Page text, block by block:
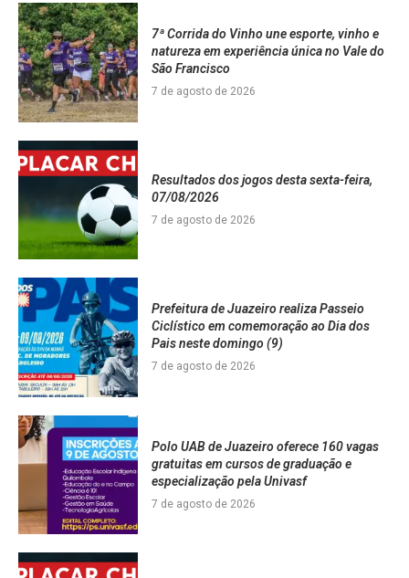
7ª Corrida do Vinho une esporte, vinho e
natureza em experiência única no Vale do
São Francisco
7 de agosto de 2026
Resultados dos jogos desta sexta-feira,
07/08/2026
7 de agosto de 2026
Prefeitura de Juazeiro realiza Passeio
Ciclístico em comemoração ao Dia dos
Pais neste domingo (9)
7 de agosto de 2026
Polo UAB de Juazeiro oferece 160 vagas
gratuitas em cursos de graduação e
especialização pela Univasf
7 de agosto de 2026